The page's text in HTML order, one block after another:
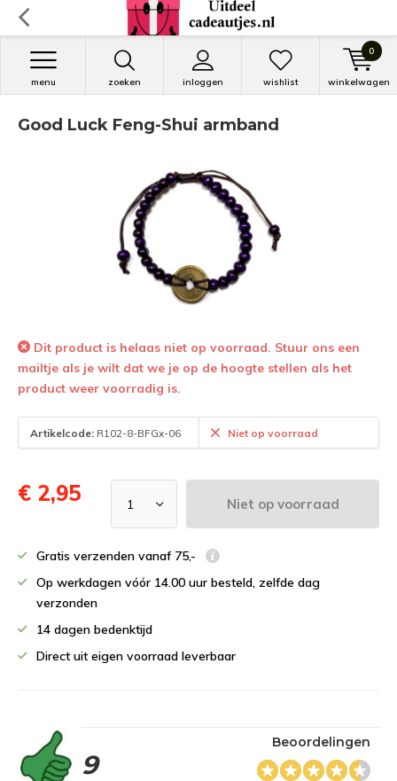
zoeken inloggen
menu wishlist winkelwagen
0
Good Luck Feng-Shui armband
Dit product is helaas niet op voorraad. Stuur ons een
mailtje als je wilt dat we je op de hoogte stellen als het
product weer voorradig is.
Artikelcode: R102-8-BFGx-06 Niet op voorraad
€ 2,95 Niet op voorraad
Gratis verzenden vanaf 75,-
Op werkdagen vóór 14.00 uur besteld, zelfde dag
verzonden
14 dagen bedenktijd
Direct uit eigen voorraad leverbaar
9
Beoordelingen